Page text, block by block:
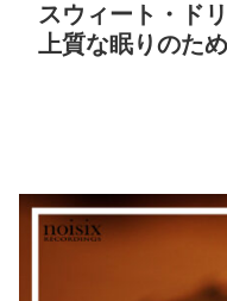
スウィート・ド
上質な眠りの